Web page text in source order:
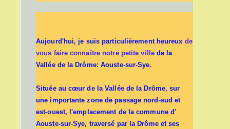
Aujourd'hui, je suis particulièrement heureux de
vous faire connaître notre petite villede la
Vallée de la Drôme: Aouste-sur-Sye.
Située au cœur de la Vallée de la Drôme, sur
une importante zone de passage nord-sud et
est-ouest, l'emplacement de la commune d'
Aouste-sur-Sye, traversé par la Drôme et ses